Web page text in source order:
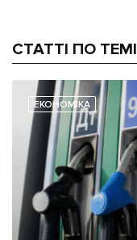
СТАТТІ ПО ТЕМІ
ЕКОНОМІКА